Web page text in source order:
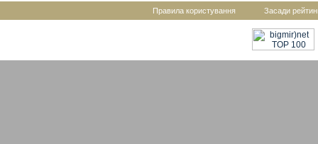
Правила користування Засади